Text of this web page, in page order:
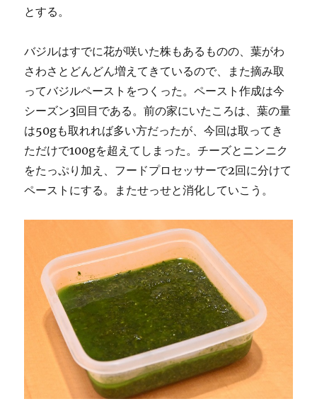
とする。
バジルはすでに花が咲いた株もあるものの、葉がわ
さわさとどんどん増えてきているので、また摘み取
ってバジルペーストをつくった。ペースト作成は今
シーズン3回目である。前の家にいたころは、葉の量
は50gも取れれば多い方だったが、今回は取ってき
ただけで100gを超えてしまった。チーズとニンニク
をたっぷり加え、フードプロセッサーで2回に分けて
ペーストにする。またせっせと消化していこう。